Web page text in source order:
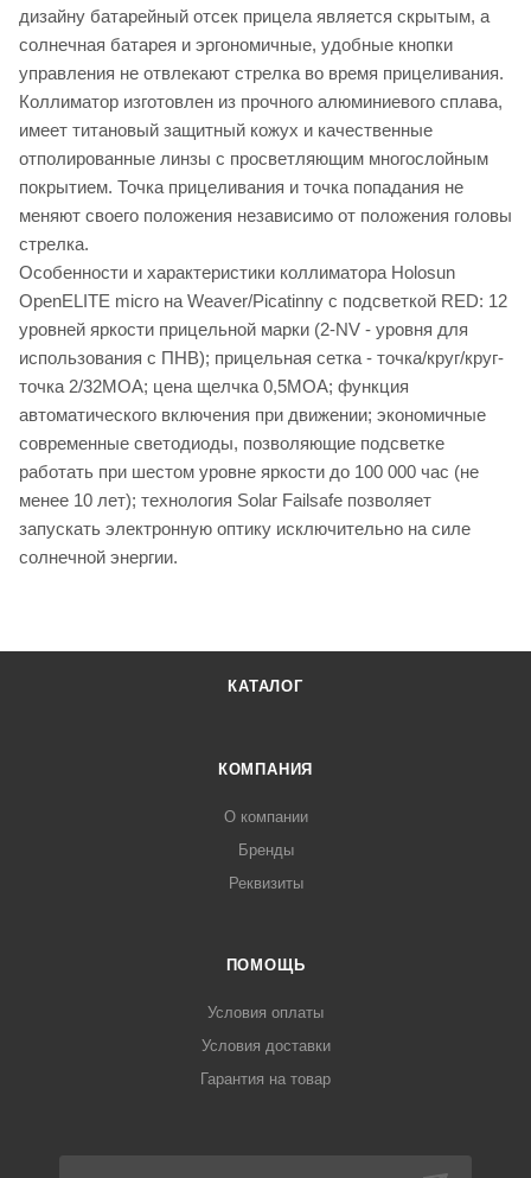
дизайну батарейный отсек прицела является скрытым, а
солнечная батарея и эргономичные, удобные кнопки
управления не отвлекают стрелка во время прицеливания.
Коллиматор изготовлен из прочного алюминиевого сплава,
имеет титановый защитный кожух и качественные
отполированные линзы с просветляющим многослойным
покрытием. Точка прицеливания и точка попадания не
меняют своего положения независимо от положения головы
стрелка.
Особенности и характеристики коллиматора Holosun
OpenELITE micro на Weaver/Picatinny с подсветкой RED: 12
уровней яркости прицельной марки (2-NV - уровня для
использования с ПНВ); прицельная сетка - точка/круг/круг-
точка 2/32МОА; цена щелчка 0,5МОА; функция
автоматического включения при движении; экономичные
современные светодиоды, позволяющие подсветке
работать при шестом уровне яркости до 100 000 час (не
менее 10 лет); технология Solar Failsafe позволяет
запускать электронную оптику исключительно на силе
солнечной энергии.
КАТАЛОГ
КОМПАНИЯ
О компании
Бренды
Реквизиты
ПОМОЩЬ
Условия оплаты
Условия доставки
Гарантия на товар